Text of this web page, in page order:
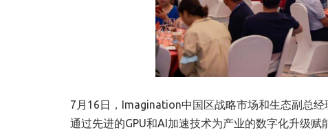
7月16日，Imagination中国区战略市场和生态副总
通过先进的GPU和AI加速技术为产业的数字化升级赋